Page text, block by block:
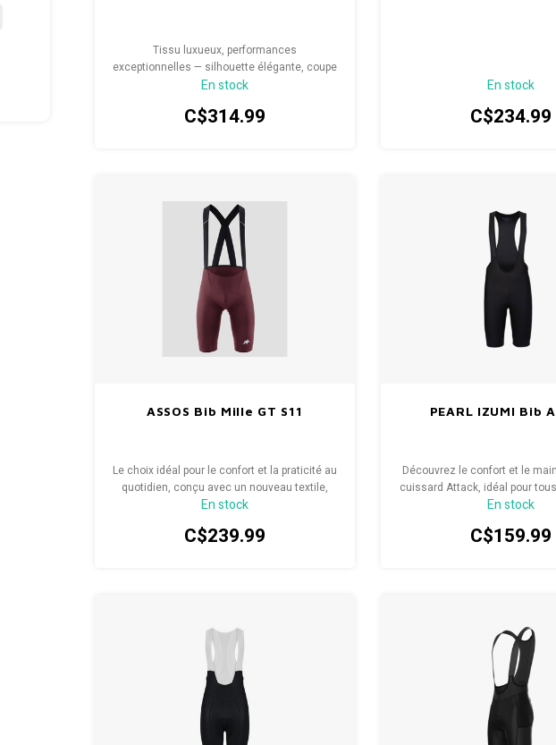
Tissu luxueux, performances
exceptionnelles — silhouette élégante, coupe
précise qui se fait oublier sur le vélo
En stock
C$314.99
En stock
C$234.99
ASSOS Bib Mille GT S11
Le choix idéal pour le confort et la praticité au
quotidien, conçu avec un nouveau textile,
une technologie de ruissellement, un
d’adhérence au niveau de l’ouverture des
En stock
C$239.99
PEARL IZUMI Bib
Découvrez le confort et le
cuissard Attack, idéal pour
passionnés.
En stock
C$159.99